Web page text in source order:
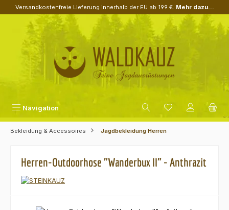
Zum Hauptinhalt springen
Versandkostenfreie Lieferung innerhalb der EU ab 199 €. Mehr dazu...
Navigation
Bekleidung & Accessoires Jagdbekleidung Herren
Herren-Outdoorhose "Wanderbux II" - Anthrazit